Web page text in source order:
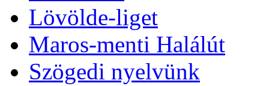
Lövölde-liget
Maros-menti Halálút
Szögedi nyelvünk